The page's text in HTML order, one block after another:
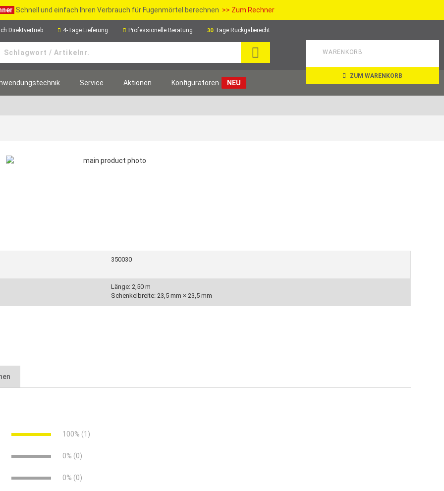
Schnell und einfach Ihren Verbrauch für Fugenmörtel berechnen >> Zum Rechner
Direktvertrieb 4-Tage Lieferung Professionelle Beratung 30 Tage Rückgaberecht
WARENKORB
ZUM WARENKORB
Service Aktionen Konfiguratoren NEU
350030
Länge: 2,50 m
Schenkelbreite: 23,5 mm × 23,5 mm
(454.03 KB)
100% (1)
0% (0)
0% (0)